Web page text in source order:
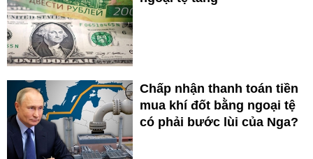
Chấp nhận thanh toán tiền
mua khí đốt bằng ngoại tệ
có phải bước lùi của Nga?